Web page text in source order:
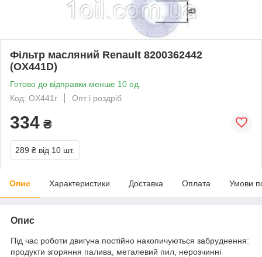
Фільтр масляний Renault 8200362442
(OX441D)
Готово до відправки менше 10 од.
Код: OX441r
Опт і роздріб
334 ₴
289 ₴ від 10 шт.
Опис Характеристики Доставка Оплата Умови
Опис
Під час роботи двигуна постійно накопичуються забруднення:
продукти згоряння палива, металевий пил, нерозчинні